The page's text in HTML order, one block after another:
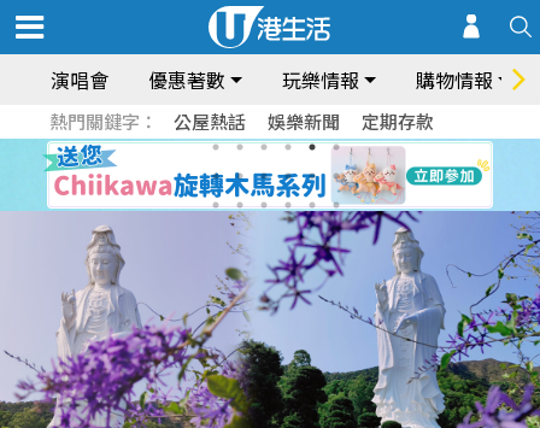
演唱會 優惠著數 玩樂情報 購物情報
熱門關鍵字： 公屋熱話 娛樂新聞 定期存款